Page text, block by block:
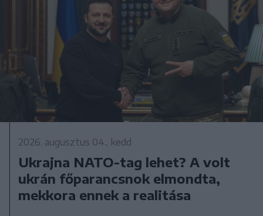
2026. augusztus 04., kedd
Ukrajna NATO-tag lehet? A volt
ukrán főparancsnok elmondta,
mekkora ennek a realitása